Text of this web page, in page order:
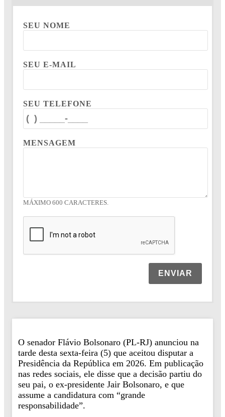
SEU NOME
SEU E-MAIL
SEU TELEFONE
MENSAGEM
MÁXIMO 600 CARACTERES.
ENVIAR
O senador Flávio Bolsonaro (PL-RJ) anunciou na
tarde desta sexta-feira (5) que aceitou disputar a
Presidência da República em 2026. Em publicação
nas redes sociais, ele disse que a decisão partiu do
seu pai, o ex-presidente Jair Bolsonaro, e que
assume a candidatura com “grande
responsabilidade”.